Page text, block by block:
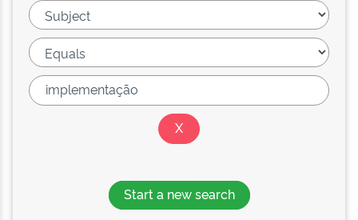
Start a new search